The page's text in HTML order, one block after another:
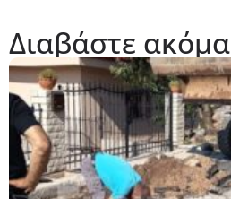
Διαβάστε ακόμα